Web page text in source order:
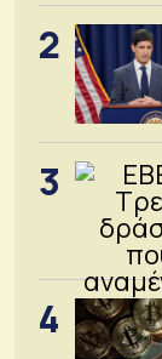
2
3
4